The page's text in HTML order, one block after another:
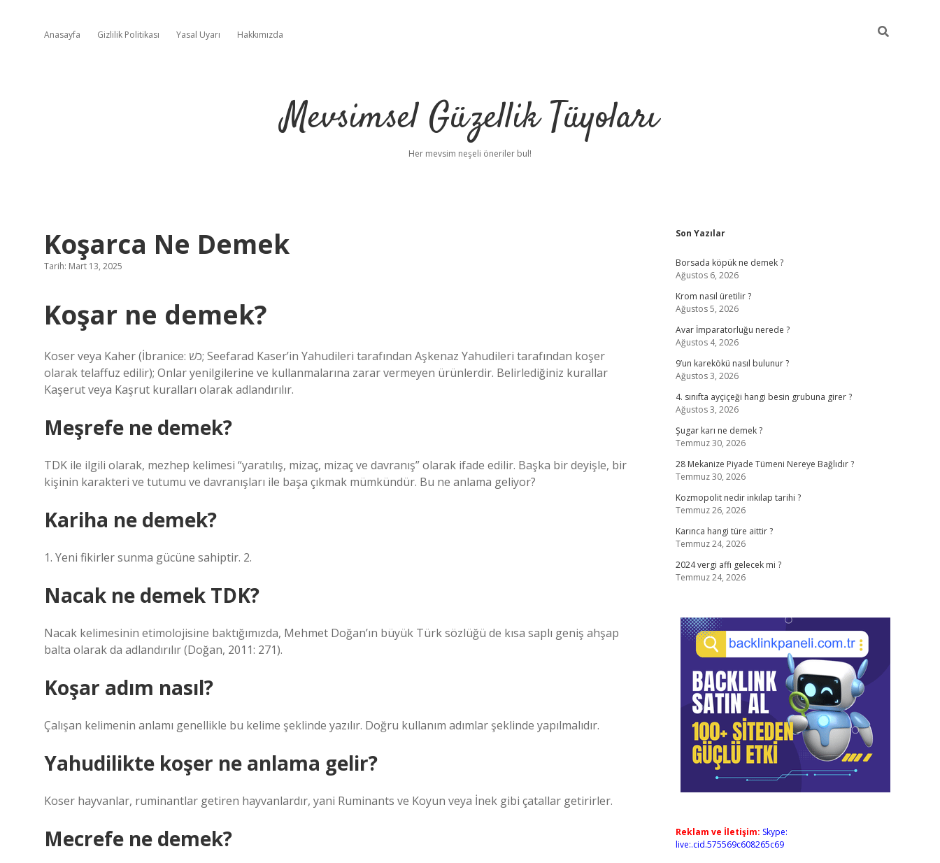
Anasayfa Gizlilik Politikası Yasal Uyarı Hakkımızda
Mevsimsel Güzellik Tüyoları
Her mevsim neşeli öneriler bul!
Koşarca Ne Demek
Tarih: Mart 13, 2025
Koşar ne demek?
Koser veya Kaher (İbranice: כשׁ; Seefarad Kaser’in Yahudileri tarafından Aşkenaz Yahudileri tarafından koşer
olarak telaffuz edilir); Onlar yenilgilerine ve kullanmalarına zarar vermeyen ürünlerdir. Belirlediğiniz kurallar
Kaşerut veya Kaşrut kuralları olarak adlandırılır.
Meşrefe ne demek?
TDK ile ilgili olarak, mezhep kelimesi “yaratılış, mizaç, mizaç ve davranış” olarak ifade edilir. Başka bir deyişle, bir
kişinin karakteri ve tutumu ve davranışları ile başa çıkmak mümkündür. Bu ne anlama geliyor?
Kariha ne demek?
1. Yeni fikirler sunma gücüne sahiptir. 2.
Nacak ne demek TDK?
Nacak kelimesinin etimolojisine baktığımızda, Mehmet Doğan’ın büyük Türk sözlüğü de kısa saplı geniş ahşap
balta olarak da adlandırılır (Doğan, 2011: 271).
Koşar adım nasıl?
Çalışan kelimenin anlamı genellikle bu kelime şeklinde yazılır. Doğru kullanım adımlar şeklinde yapılmalıdır.
Yahudilikte koşer ne anlama gelir?
Koser hayvanlar, ruminantlar getiren hayvanlardır, yani Ruminants ve Koyun veya İnek gibi çatallar getirirler.
Mecrefe ne demek?
Sidebar
Son Yazılar
Borsada köpük ne demek ?
Ağustos 6, 2026
Krom nasıl üretilir ?
Ağustos 5, 2026
Avar İmparatorluğu nerede ?
Ağustos 4, 2026
9’un karekökü nasıl bulunur ?
Ağustos 3, 2026
4. sınıfta ayçiçeği hangi besin grubuna girer ?
Ağustos 3, 2026
Şugar karı ne demek ?
Temmuz 30, 2026
28 Mekanize Piyade Tümeni Nereye Bağlıdır ?
Temmuz 30, 2026
Kozmopolit nedir inkılap tarihi ?
Temmuz 26, 2026
Karınca hangi türe aittir ?
Temmuz 24, 2026
2024 vergi affı gelecek mi ?
Temmuz 24, 2026
Reklam ve İletişim: Skype:
live:.cid.575569c608265c69
hiltonbet girişilbet giriş yap